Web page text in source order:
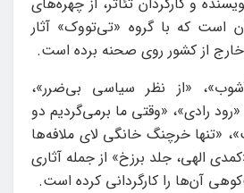
است که با گروه «تی‌تووک» آثار
از کشور روی صحنه برده است.
«از نظر سیاسی بی‌ضرر»،
رادی»، «وقتی ما برمی‌گردیم دو
«تنها خرچنگ خانگی لای ملافه‌ها
الهی، جلد برزخ» از جمله آثاری
آن‌ها را کارگردانی کرده است.